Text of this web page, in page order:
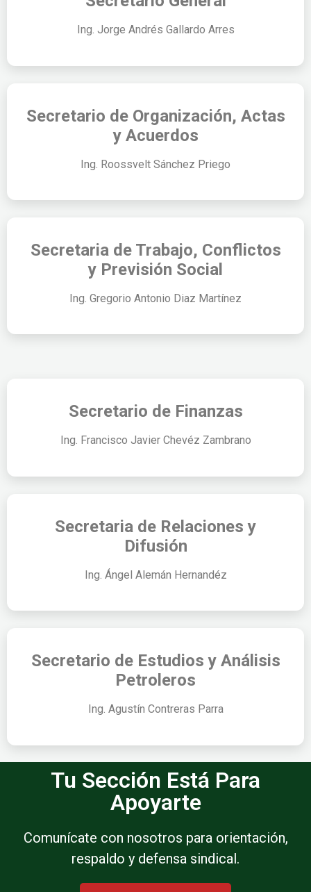
Ing. Jorge Andrés Gallardo Arres
Secretario de Organización, Actas
y Acuerdos
Ing. Roossvelt Sánchez Priego
Secretaria de Trabajo, Conflictos
y Previsión Social
Ing. Gregorio Antonio Diaz Martínez
Secretario de Finanzas
Ing. Francisco Javier Chevéz Zambrano
Secretaria de Relaciones y
Difusión
Ing. Ángel Alemán Hernandéz
Secretario de Estudios y Análisis
Petroleros
Ing. Agustín Contreras Parra
Tu Sección Está Para
Apoyarte
Comunícate con nosotros para orientación,
respaldo y defensa sindical.